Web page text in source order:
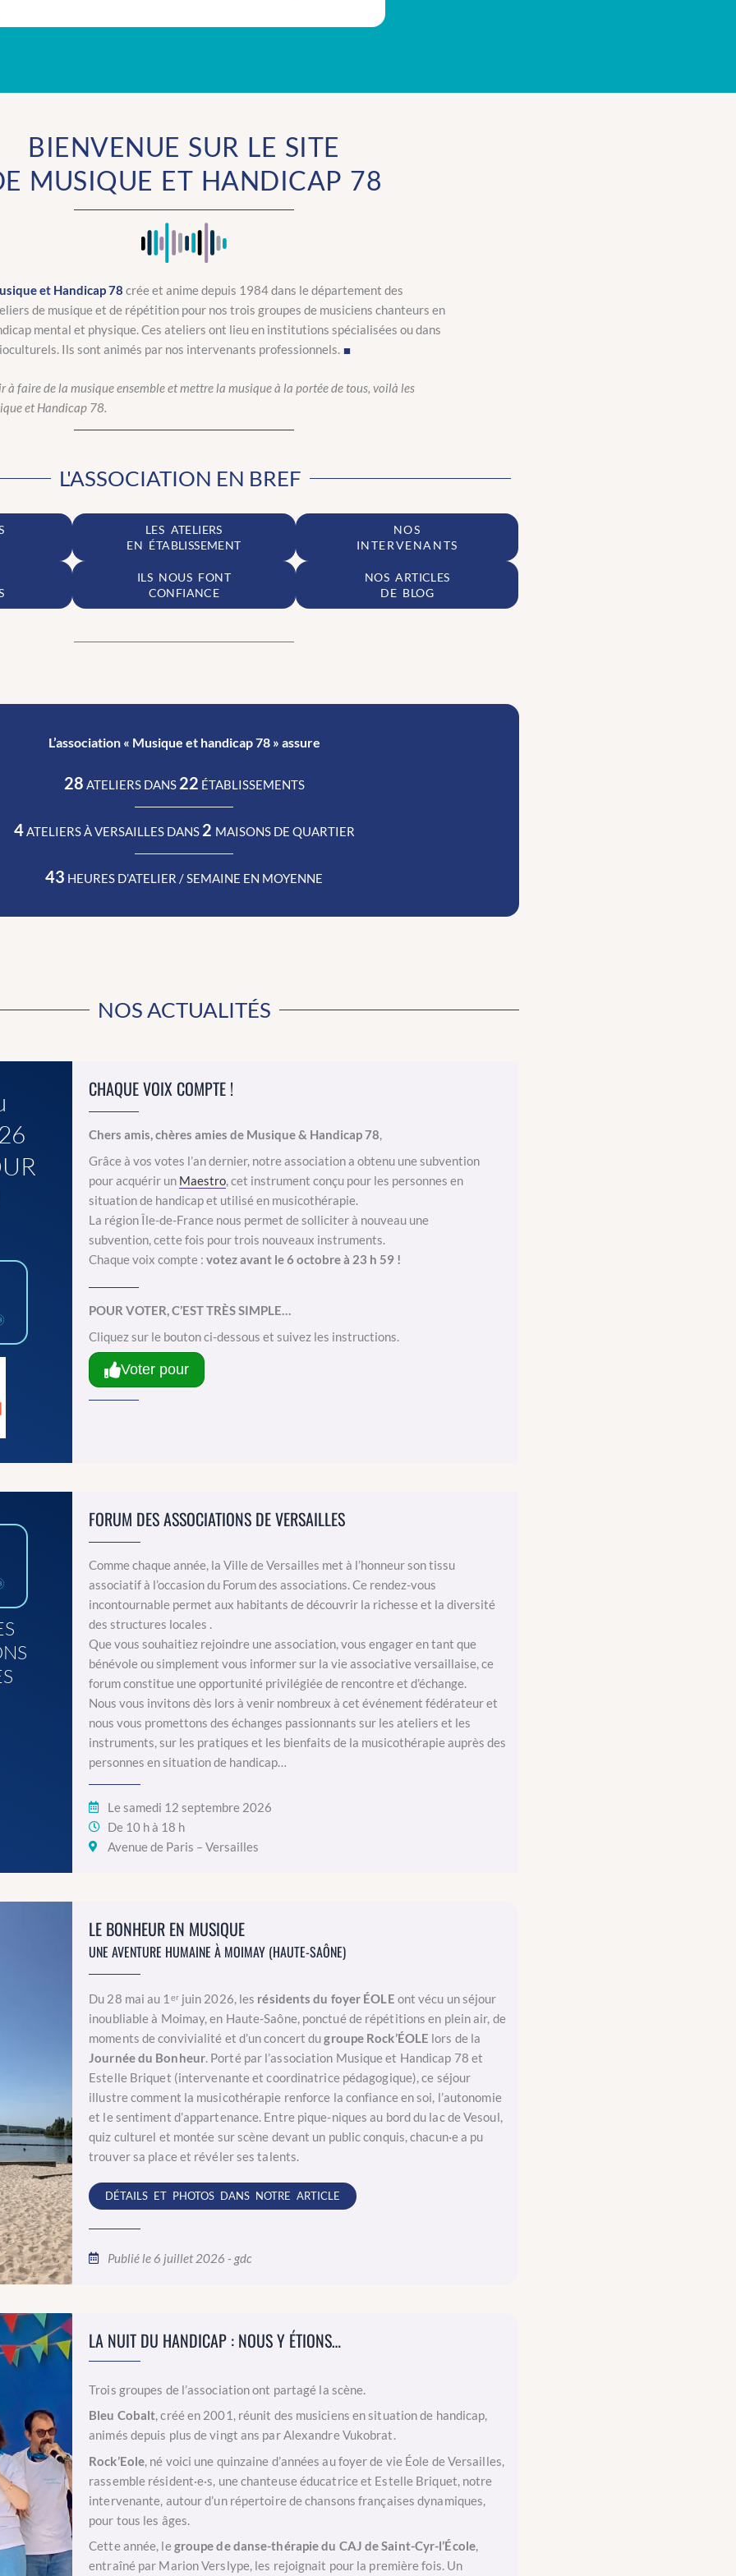
BIENVENUE SUR LE SITE
MUSIQUE ET HANDICAP 78
et Handicap 78 crée et anime depuis 1984 dans le département des
de musique et de répétition pour nos trois groupes de musiciens chanteurs en
mental et physique. Ces ateliers ont lieu en institutions spécialisées ou dans
Ils sont animés par nos intervenants professionnels.
à faire de la musique ensemble et mettre la musique à la portée de tous, voilà les
et Handicap 78.
L'ASSOCIATION EN BREF
LES ATELIERS
EN ÉTABLISSEMENT
NOS
INTERVENANTS
ILS NOUS FONT
CONFIANCE
NOS ARTICLES
DE BLOG
L’association « Musique et handicap 78 » assure
28 ATELIERS DANS 22 ÉTABLISSEMENTS
4ATELIERS À VERSAILLES DANS 2 MAISONS DE QUARTIER
43 HEURES D’ATELIER / SEMAINE EN MOYENNE
NOS ACTUALITÉS
CHAQUE VOIX COMPTE !
Chers amis, chères amies de Musique & Handicap 78,
Grâce à vos votes l’an dernier, notre association a obtenu une subvention
pour acquérir un Maestro, cet instrument conçu pour les personnes en
situation de handicap et utilisé en musicothérapie.
La région Île-de-France nous permet de solliciter à nouveau une
subvention, cette fois pour trois nouveaux instruments.
Chaque voix compte :votezavant le 6 octobre à 23 h 59 !
POUR VOTER, C’EST TRÈS SIMPLE…
Cliquez sur le bouton ci-dessous et suivez les instructions.
Voter pour
FORUM DES ASSOCIATIONS DE VERSAILLES
Comme chaque année, la Ville deVersailles met à l’honneur son tissu
associatif à l’occasion du Forum des associations. Ce rendez-vous
incontournable permet aux habitants de découvrir la richesse et la diversité
des structures locales .
Que vous souhaitiez rejoindre une association, vous engager en tant que
bénévole ou simplement vous informer sur la vie associative versaillaise, ce
forum constitue une opportunité privilégiée de rencontre et d’échange.
Nous vous invitons dès lors à venir nombreux à cet événement fédérateur et
nous vous promettons des échanges passionnants sur les ateliers et les
instruments, sur les pratiques et les bienfaits de la musicothérapie auprès des
personnes en situation de handicap…
Le samedi 12 septembre 2026
De 10 h à 18 h
Avenue de Paris – Versailles
LE BONHEUR EN MUSIQUE
UNE AVENTURE HUMAINE À MOIMAY (HAUTE-SAÔNE)
Du 28 mai au 1ᵉʳ juin 2026, les résidents du foyer ÉOLE ont vécu un séjour
inoubliable à Moimay, en Haute-Saône, ponctué de répétitions en plein air, de
moments de convivialité et d’un concert dugroupe Rock’ÉOLE lors de la
Journée du Bonheur. Porté par l’association Musique et Handicap 78 et
Estelle Briquet (intervenante et coordinatrice pédagogique), ce séjour
illustre comment la musicothérapie renforce la confiance en soi, l’autonomie
et le sentiment d’appartenance. Entre pique-niques au bord du lac de Vesoul,
quiz culturel et montée sur scène devant un public conquis, chacun·e a pu
trouver sa place et révéler ses talents.
DÉTAILS ET PHOTOS DANS NOTRE ARTICLE
Publié le 6 juillet 2026 - gdc
LA NUIT DU HANDICAP : NOUS Y ÉTIONS…
Trois groupes de l’association ont partagé la scène.
Bleu Cobalt, créé en 2001, réunit des musiciens en situation de handicap,
animés depuis plus de vingt ans par Alexandre Vukobrat.
Rock’Eole, né voici une quinzaine d’années au foyer de vie Éole de Versailles,
rassemble résident·e·s, une chanteuse éducatrice et Estelle Briquet, notre
intervenante, autour d’un répertoire de chansons françaises dynamiques,
pour tous les âges.
Cette année, legroupe de danse-thérapie du CAJ de Saint-Cyr-l’École,
entraîné par Marion Verslype, les rejoignait pour la première fois. Un